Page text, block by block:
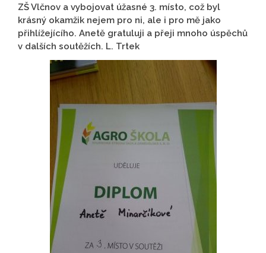
ZŠ Vlčnov a vybojovat úžasné 3. místo, což byl
krásný okamžik nejem pro ni, ale i pro mě jako
přihlížejícího. Anetě gratuluji a přeji mnoho úspěchů
v dalších soutěžích. L. Trtek